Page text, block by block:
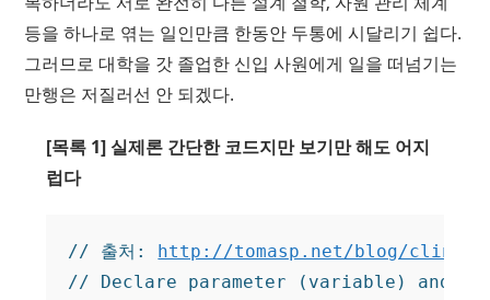
등을 하나로 엮는 일인만큼 한동안 두통에 시달리기 쉽다.
그러므로 대학을 갓 졸업한 신입 사원에게 일을 떠넘기는
만행은 저질러선 안 되겠다.
[목록 1] 실제론 간단한 코드지만 보기만 해도 어지
럽다
// 출처: http://tomasp.net/blog/clinq-
// Declare parameter (variable) and